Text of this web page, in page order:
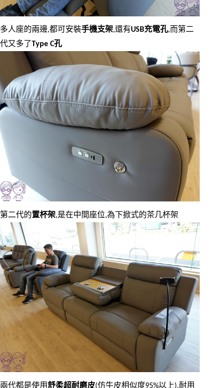
多人座的兩邊,都可安裝手機支架,還有USB充電孔,而第二
代又多了 Type C孔
第二代的置杯架,是在中間座位,為下掀式的茶几杯架
兩代都是使用舒柔超耐磨皮(仿牛皮相似度95%以上),耐用